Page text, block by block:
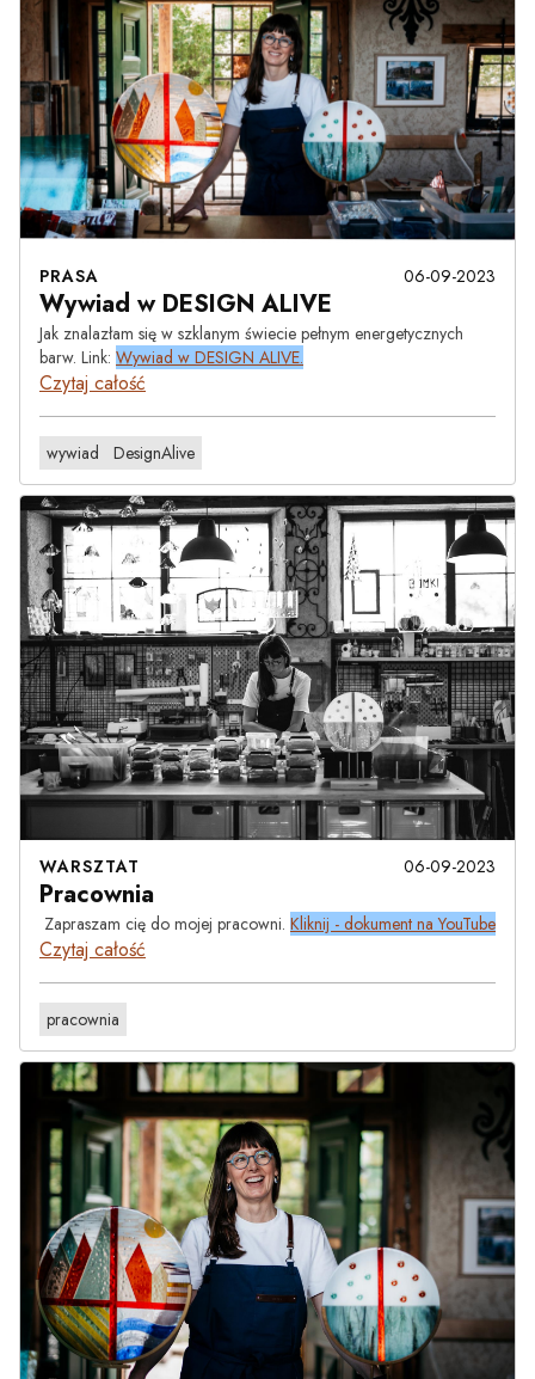
PRASA 06-09-2023
Wywiad w DESIGN ALIVE
Jak znalazłam się w szklanym świecie pełnym energetycznych
barw. Link: Wywiad w DESIGN ALIVE.
Czytaj całość
wywiad DesignAlive
WARSZTAT 06-09-2023
Pracownia
Zapraszam cię do mojej pracowni. Kliknij - dokument na YouTube
Czytaj całość
pracownia